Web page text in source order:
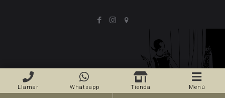
Llamar Whatsapp Tienda Menú